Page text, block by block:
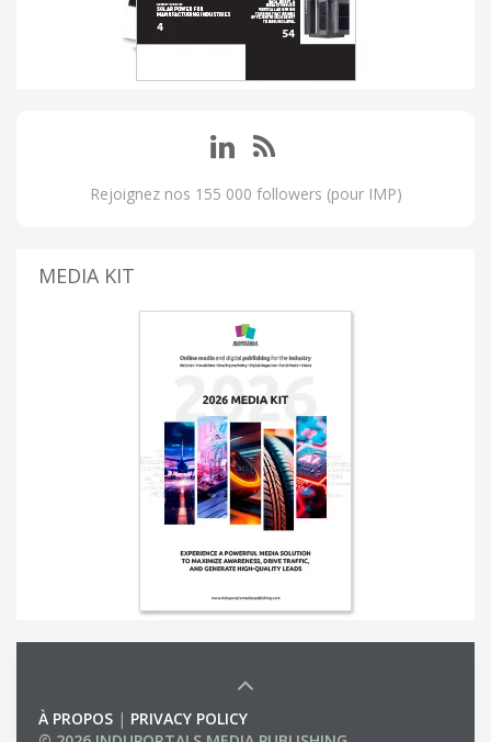
Rejoignez nos 155 000 followers (pour IMP)
MEDIA KIT
À PROPOS | PRIVACY POLICY